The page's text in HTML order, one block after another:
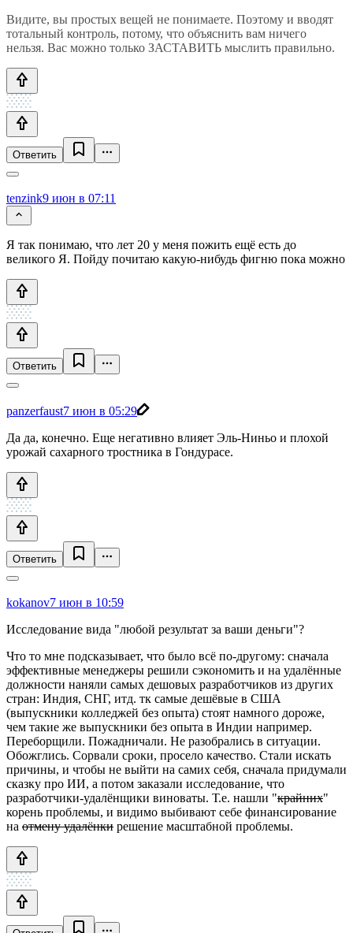
Видите, вы простых вещей не понимаете. Поэтому и вводят
тотальный контроль, потому, что объяснить вам ничего
нельзя. Вас можно только ЗАСТАВИТЬ мыслить правильно.
Ответить
tenzink9 июн в 07:11
Я так понимаю, что лет 20 у меня пожить ещё есть до
великого Я. Пойду почитаю какую-нибудь фигню пока можно
Ответить
panzerfaust7 июн в 05:29
Да да, конечно. Еще негативно влияет Эль-Ниньо и плохой
урожай сахарного тростника в Гондурасе.
Ответить
kokanov7 июн в 10:59
Исследование вида "любой результат за ваши деньги"?
Что то мне подсказывает, что было всё по-другому: сначала
эффективные менеджеры решили сэкономить и на удалённые
должности наняли самых дешовых разработчиков из других
стран: Индия, СНГ, итд. тк самые дешёвые в США
(выпускники колледжей без опыта) стоят намного дороже,
чем такие же выпускники без опыта в Индии например.
Переборщили. Пожадничали. Не разобрались в ситуации.
Обожглись. Сорвали сроки, просело качество. Стали искать
причины, и чтобы не выйти на самих себя, сначала придумали
сказку про ИИ, а потом заказали исследование, что
разработчики-удалёнщики виноваты. Т.е. нашли "крайних"
корень проблемы, и видимо выбивают себе финансирование
на отмену удалёнки решение масштабной проблемы.